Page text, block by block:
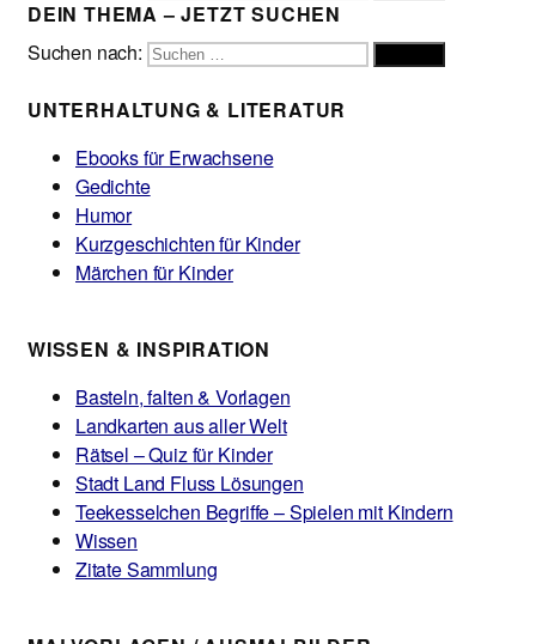
DEIN THEMA – JETZT SUCHEN
Suchen nach:
UNTERHALTUNG & LITERATUR
Ebooks für Erwachsene
Gedichte
Humor
Kurzgeschichten für Kinder
Märchen für Kinder
WISSEN & INSPIRATION
Basteln, falten & Vorlagen
Landkarten aus aller Welt
Rätsel – Quiz für Kinder
Stadt Land Fluss Lösungen
Teekesselchen Begriffe – Spielen mit Kindern
Wissen
Zitate Sammlung